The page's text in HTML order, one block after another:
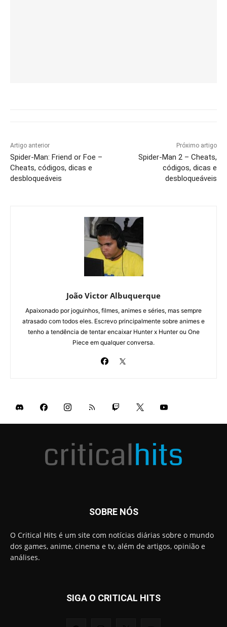
Artigo anterior
Spider-Man: Friend or Foe –
Cheats, códigos, dicas e
desbloqueáveis
Próximo artigo
Spider-Man 2 – Cheats,
códigos, dicas e
desbloqueáveis
João Victor Albuquerque
Apaixonado por joguinhos, filmes, animes e séries, mas sempre
atrasado com todos eles. Escrevo principalmente sobre animes e
tenho a tendência de tentar encaixar Hunter x Hunter ou One
Piece em qualquer conversa.
SOBRE NÓS
O Critical Hits é um site com notícias diárias sobre o mundo
dos games, anime, cinema e tv, além de artigos, opinião e
análises.
SIGA O CRITICAL HITS